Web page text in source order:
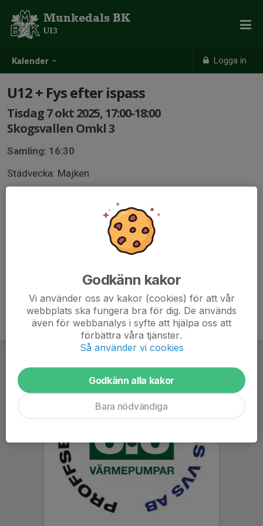
Kalender Logga in
Munkedals BK
U13
U12 + Fys efter ispass
Tisdag 7 okt 2025, 17:00-18:00
Skogsvallen Omkl 3
Samling: 16:30
Städvecka: Majken
Godkänn kakor
Vi använder oss av kakor (cookies) för att vår
webbplats ska fungera bra för dig. De används
även för webbanalys i syfte att hjälpa oss att
förbättra våra tjänster.
Så använder vi cookies
Godkänn alla kakor
Bara nödvändiga